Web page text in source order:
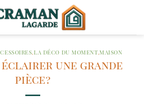
,LA DÉCO DU MOMENT,MAISON
éclairer une grande
pièce ?